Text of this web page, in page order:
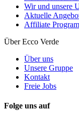
Wir und unsere
Aktuelle
Affiliate
Über Ecco Verde
Über uns
Unsere Gruppe
Kontakt
Freie Jobs
Folge uns auf